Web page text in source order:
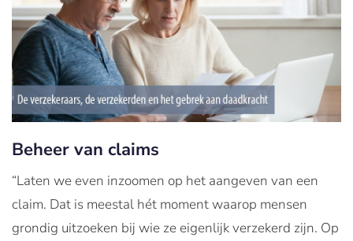
Beheer van claims
“Laten we even inzoomen op het aangeven van een
claim. Dat is meestal hét moment waarop mensen
grondig uitzoeken bij wie ze eigenlijk verzekerd zijn. Op